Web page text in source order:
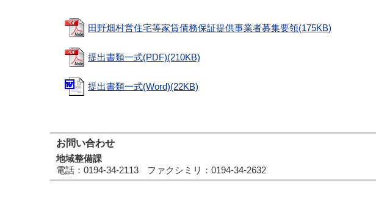
田野畑村営住宅等家賃債務保証提供事業者募集要領(175KB)
提出書類一式(PDF)(210KB)
提出書類一式(Word)(22KB)
お問い合わせ
地域整備課
電話 ：0194-34-2113 ファクシミリ ：0194-34-2632